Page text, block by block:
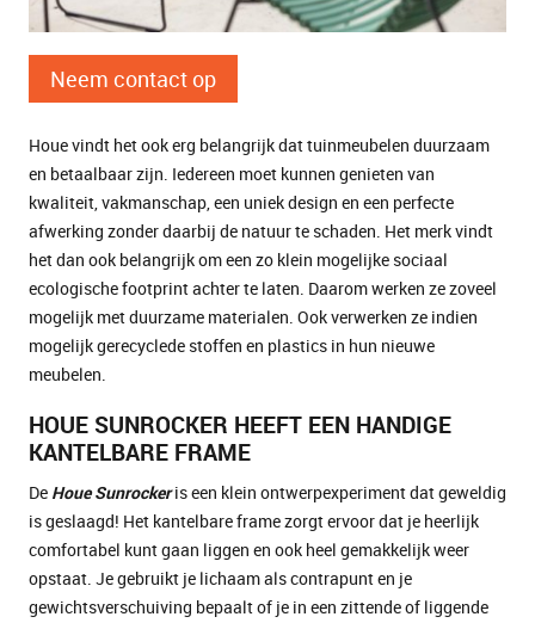
Neem contact op
Houe vindt het ook erg belangrijk dat tuinmeubelen duurzaam
en betaalbaar zijn. Iedereen moet kunnen genieten van
kwaliteit, vakmanschap, een uniek design en een perfecte
afwerking zonder daarbij de natuur te schaden. Het merk vindt
het dan ook belangrijk om een zo klein mogelijke sociaal
ecologische footprint achter te laten. Daarom werken ze zoveel
mogelijk met duurzame materialen. Ook verwerken ze indien
mogelijk gerecyclede stoffen en plastics in hun nieuwe
meubelen.
HOUE SUNROCKER HEEFT EEN HANDIGE
KANTELBARE FRAME
De Houe Sunrockeris een klein ontwerpexperiment dat geweldig
is geslaagd! Het kantelbare frame zorgt ervoor dat je heerlijk
comfortabel kunt gaan liggen en ook heel gemakkelijk weer
opstaat. Je gebruikt je lichaam als contrapunt en je
gewichtsverschuiving bepaalt of je in een zittende of liggende